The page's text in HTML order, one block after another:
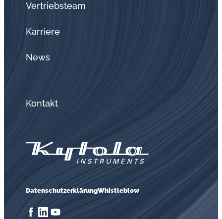
Vertriebsteam
Karriere
News
Kontakt
DatenschutzerklärungWhistleblow